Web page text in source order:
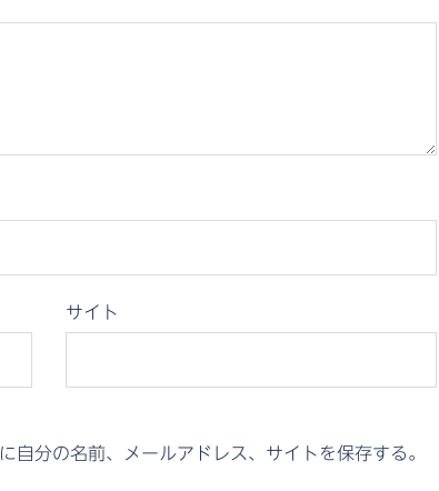
サイト
自分の名前、メールアドレス、サイトを保存する。